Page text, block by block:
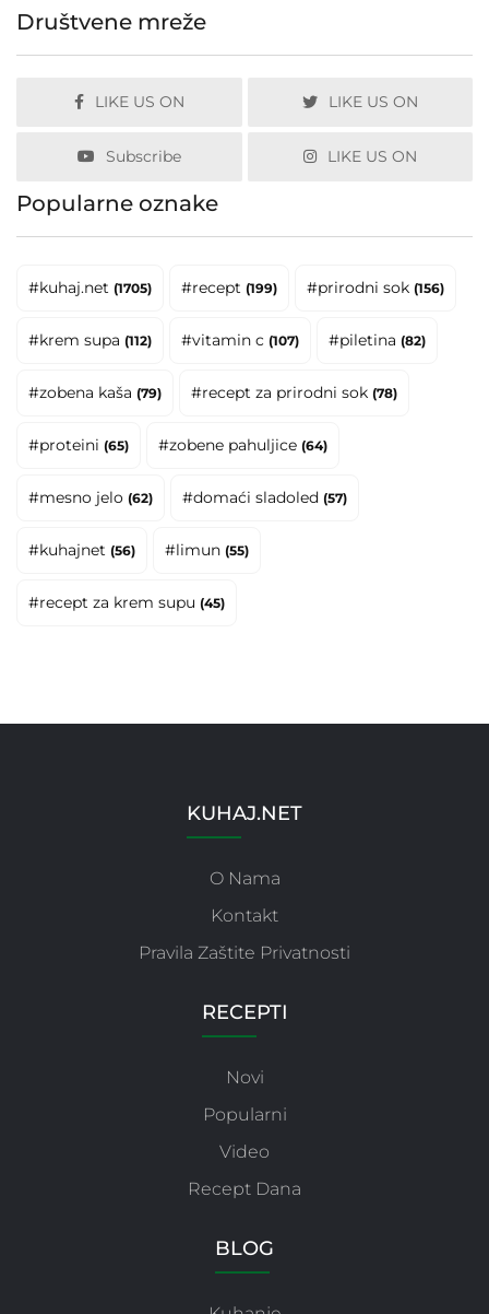
Društvene mreže
LIKE US ON LIKE US ON
Subscribe LIKE US ON
Popularne oznake
#kuhaj.net (1705) #recept (199) #prirodni sok (156)
#krem supa (112) #vitamin c (107) #piletina (82)
#zobena kaša (79) #recept za prirodni sok (78)
#proteini (65) #zobene pahuljice (64)
#mesno jelo (62) #domaći sladoled (57)
#kuhajnet (56) #limun (55)
#recept za krem supu (45)
KUHAJ.NET
O Nama
Kontakt
Pravila Zaštite Privatnosti
RECEPTI
Novi
Popularni
Video
Recept Dana
BLOG